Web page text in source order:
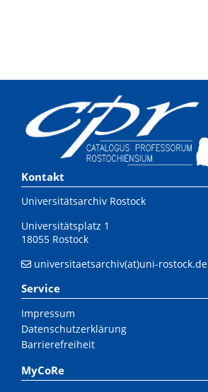
Kontakt
Universitätsarchiv Rostock
Universitätsplatz 1
18055 Rostock
universitaetsarchiv(at)uni-rostock.de
Service
Impressum
Datenschutzerklärung
Barrierefreiheit
MyCoRe